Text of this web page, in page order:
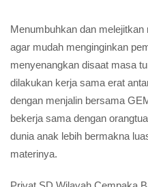
Menumbuhkan dan
agar mudah menginginkan
menyenangkan disaat masa
dilakukan kerja sama erat
dengan menjalin bersama
bekerja sama dengan
dunia anak lebih bermakna
materinya.